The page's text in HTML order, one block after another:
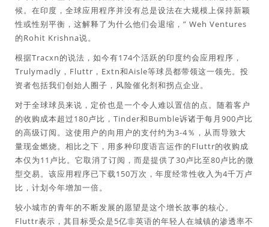
候。在印度，全球应用程序并没有总是设法在大规模上保持新颖
性或性别平衡，这解释了为什么他们会退缩，” Weh Ventures
的Rohit Krishna说。
根据Tracxn的说法，如今有174个活跃的印度约会应用程序，
Trulymadly，Fluttr，Extn和Aisle等球员都带领这一领先。投
资者包括我们创始人圈子，风险催化剂和拐点企业。
对于全球球员来说，定价也是一个令人难以置信的点。随着客户
的收购成本超过180卢比，Tinder和Bumble诉诸于每月900卢比
的高级订阅。这使用户的向用户的支付约为3-4％，从而导致大
量现金燃烧。相比之下，用多种印度语言运作的Fluttr的收购成
本仅为11卢比。它取消了订阅，而是提供了30卢比至80卢比的微
型交易。该应用程序已下载150万次，年度经常性收入为4千万卢
比，计划今年增加一倍。
较小城市的青年的不断发展的愿望是这个增长故事的核心。
Fluttr表示，其目标受众是5亿非英语的年轻人在城镇的渗透率不